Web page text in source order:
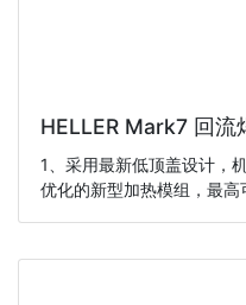
HELLER Mark7 回流
1、采用最新低顶盖设计，
优化的新型加热模组，最高